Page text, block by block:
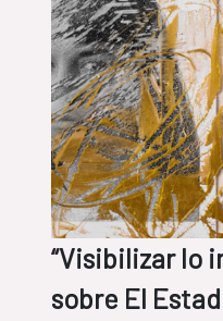
“Visibilizar lo
sobre El